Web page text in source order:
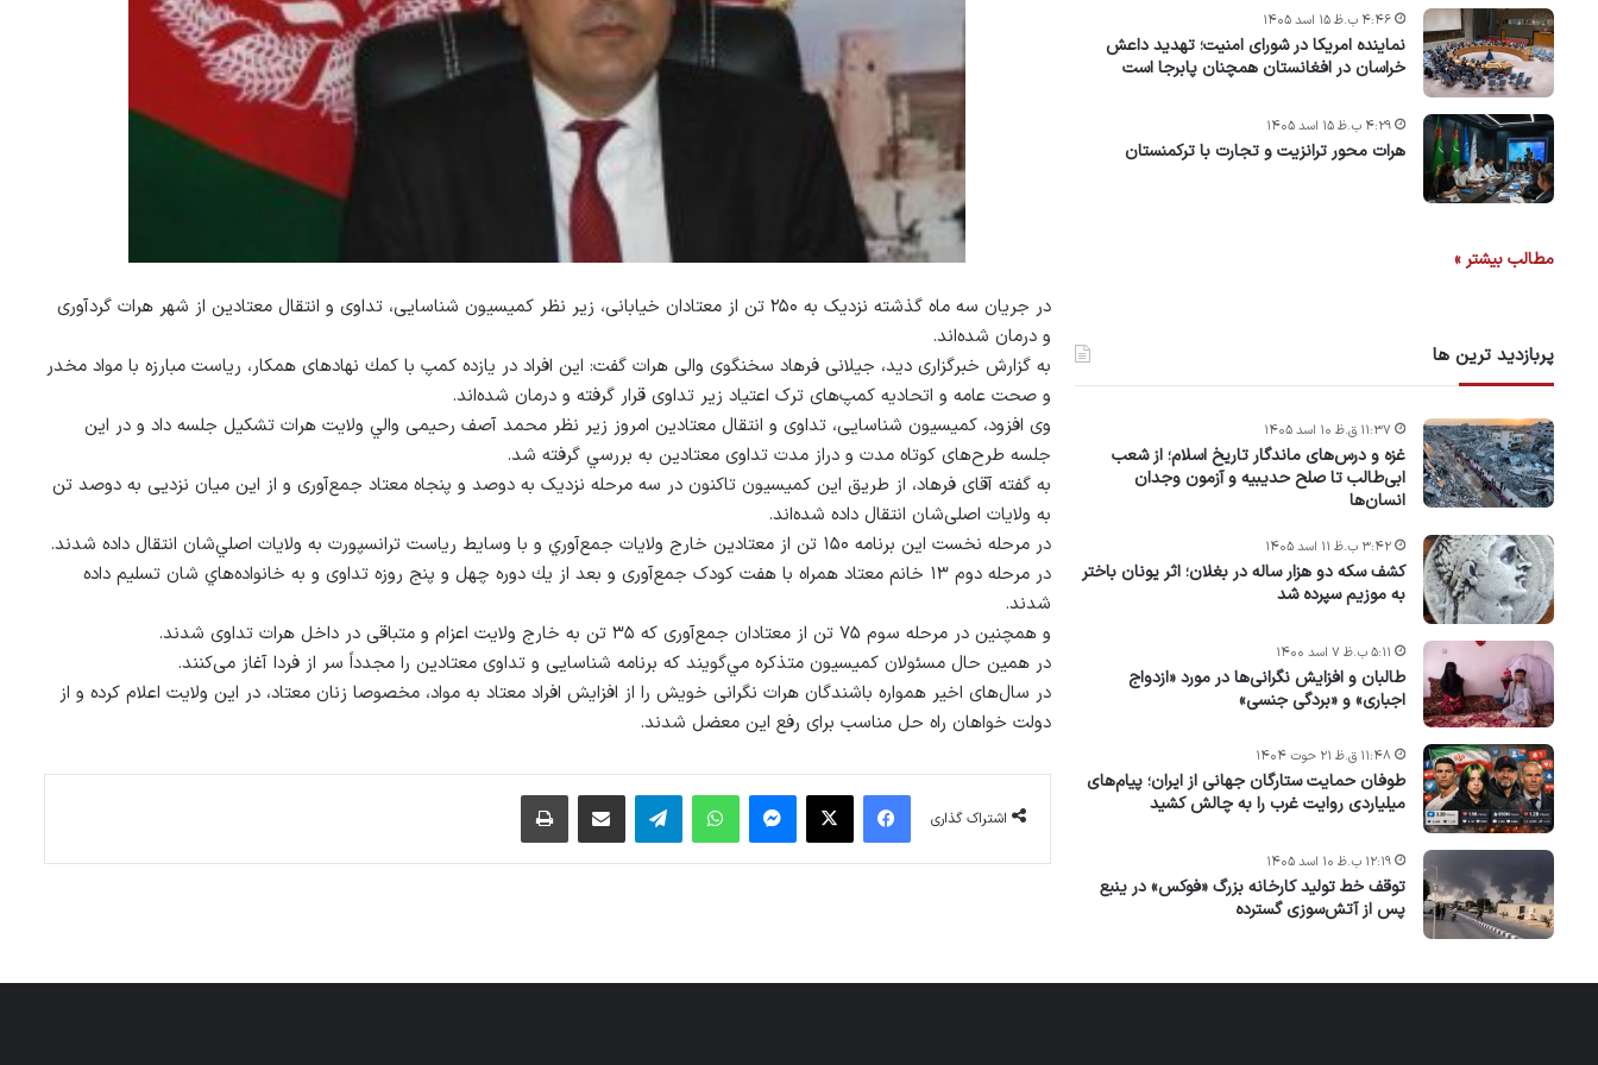
در جريان سه ماه گذشته نزديک به ۲۵۰ تن از معتادان خيابانی، زير نظر كميسيون شناسايی، تداوی و انتقال معتادين از شهر هرات گردآوری
و درمان شده‌اند.
به گزارش خبرگزاری دید، جیلانی فرهاد سخنگوی والی هرات گفت: اين افراد در يازده كمپ با كمك نهادهای همكار، رياست مبارزه با مواد مخدر
و صحت عامه و اتحاديه كمپ‌های ترک اعتياد زير تداوی قرار گرفته و درمان شده‌اند.
وی افزود، کميسيون شناسايی، تداوی و انتقال معتادين امروز زير نظر محمد آصف رحيمی والي ولايت هرات تشكيل جلسه داد و در این
جلسه طرح‌های كوتاه مدت و دراز مدت تداوی معتادين به بررسي گرفته شد.
به گفته آقای فرهاد، از طريق اين كميسيون تاكنون در سه مرحله نزديک به دوصد و پنجاه معتاد جمع‌آوری و از اين ميان نزديی به دوصد تن
به ولايات اصلی‌شان انتقال داده شده‌اند.
در مرحله نخست اين برنامه ۱۵۰ تن از معتادين خارج ولايات جمع‌آوري و با وسايط رياست ترانسپورت به ولايات اصلي‌شان انتقال داده شدند.
در مرحله دوم ۱۳ خانم معتاد همراه با هفت كودک جمع‌آوری و بعد از يك دوره چهل و پنج روزه تداوی و به خانواده‌هاي شان تسليم داده
شدند.
و همچنین در مرحله سوم ۷۵ تن از معتادان جمع‌آوری كه ۳۵ تن به خارج ولايت اعزام و متباقی در داخل هرات تداوی شدند.
در همین حال مسئولان كميسيون متذکره مي‌گويند که برنامه شناسايی و تداوی معتادين را مجدداً سر از فردا آغاز می‌کنند.
در سال‌های اخیر همواره باشندگان هرات نگرانی خویش را از افزایش افراد معتاد به مواد، مخصوصا زنان معتاد، در این ولایت اعلام کرده و از
دولت خواهان راه حل مناسب برای رفع این معضل شدند.
اشتراک گذاری
فیس بوک X پیام رسان واتس آپ تلگرام اشتراک گذاری از طریق ایمیل
نماینده امریکا در شورای امنیت؛ تهدید داعش
خراسان در افغانستان همچنان پابرجا است
۴:۴۶ ب.ظ ۱۵ اسد ۱۴۰۵
هرات محور ترانزیت و تجارت با ترکمنستان
۴:۲۹ ب.ظ ۱۵ اسد ۱۴۰۵
مطالب بیشتر »
پربازدید ترین ها
غزه و درس‌های ماندگار تاریخ اسلام؛ از شعب
ابی‌طالب تا صلح حدیبیه و آزمون وجدان
انسان‌ها
۱۱:۳۷ ق.ظ ۱۰ اسد ۱۴۰۵
کشف سکه دو هزار ساله در بغلان؛ اثر یونان باختر
به موزیم سپرده شد
۳:۴۲ ب.ظ ۱۱ اسد ۱۴۰۵
طالبان و افزایش نگرانی‌ها در مورد «ازدواج
اجباری» و «بردگی جنسی»
۵:۱۱ ب.ظ ۷ اسد ۱۴۰۰
طوفان حمایت ستارگان جهانی از ایران؛ پیام‌های
میلیاردی روایت غرب را به چالش کشید
۱۱:۴۸ ق.ظ ۲۱ حوت ۱۴۰۴
توقف خط تولید کارخانه بزرگ «فوکس» در ینبع
پس از آتش‌سوزی گسترده
۱۲:۱۹ ب.ظ ۱۰ اسد ۱۴۰۵